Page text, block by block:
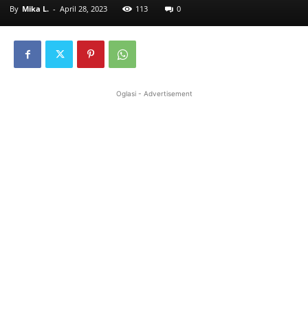
By Mika L. - April 28, 2023 113 0
Oglasi - Advertisement